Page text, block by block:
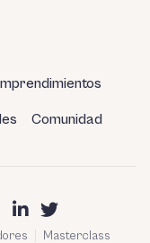
Comunidad
Masterclass